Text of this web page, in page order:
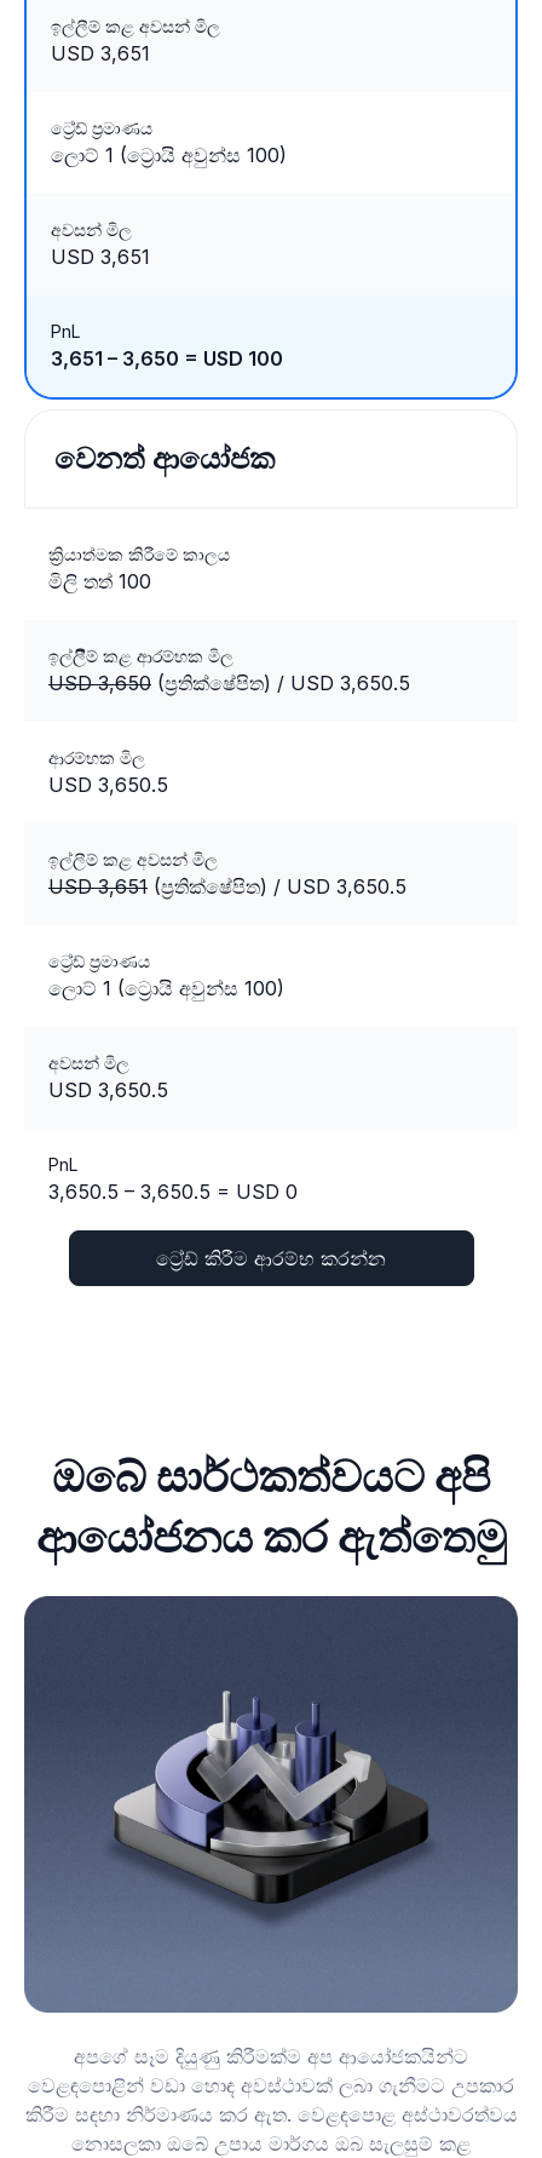
ඉල්ලීම් කළ අවසන් මිල
USD 3,651
ට්‍රේඩ් ප්‍රමාණය
ලොට් 1 (ට්‍රොයි අවුන්ස 100)
අවසන් මිල
USD 3,651
PnL
3,651 – 3,650 = USD 100
වෙනත් ආයෝජක
ක්‍රියාත්මක කිරීමේ කාලය
මිලි තත් 100
ඉල්ලීිම් කළ ආරම්භක මිල
USD 3,650 (ප්‍රතික්ෂේපිත) / USD 3,650.5
ආරම්භක මිල
USD 3,650.5
ඉල්ලීම් කළ අවසන් මිල
USD 3,651 (ප්‍රතික්ෂේපිත) / USD 3,650.5
ට්‍රේඩ් ප්‍රමාණය
ලොට් 1 (ට්‍රොයි අවුන්ස 100)
අවසන් මිල
USD 3,650.5
PnL
3,650.5 – 3,650.5 = USD 0
ට්‍රේඩ් කිරීම ආරම්භ කරන්න
ඔබේ සාර්ථකත්වයට අපි
ආයෝජනය කර ඇත්තෙමු
අපගේ සෑම දියුණු කිරීමක්ම අප ආයෝජකයින්ට
වෙළඳපොළින් වඩා හොඳ අවස්ථාවක් ලබා ගැනීමට උපකාර
කිරීම සඳහා නිර්මාණය කර ඇත. වෙළඳපොළ අස්ථාවරත්වය
නොසලකා ඔබේ උපාය මාර්ගය ඔබ සැලසුම් කළ